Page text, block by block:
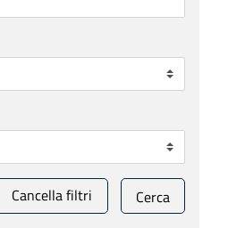
Cancella filtri Cerca